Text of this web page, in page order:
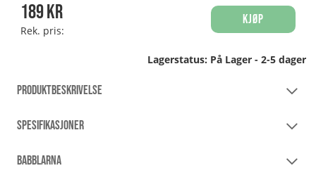
189kr
Rek. pris:
Kjøp
Lagerstatus: På Lager - 2-5 dager
PRODUKTBESKRIVELSE
SPESIFIKASJONER
BABBLARNA